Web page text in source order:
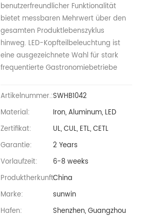
benutzerfreundlicher Funktionalität
bietet messbaren Mehrwert über den
gesamten Produktlebenszyklus
hinweg. LED-Kopfteilbeleuchtung ist
eine ausgezeichnete Wahl für stark
frequentierte Gastronomiebetriebe
Artikelnummer.:SWHB1042
Material:
Iron, Aluminum, LED
Zertifikat:
UL, CUL, ETL, CETL
Garantie:
2 Years
Vorlaufzeit:
6-8 weeks
Produktherkunft:China
Marke:
sunwin
Hafen:
Shenzhen, Guangzhou